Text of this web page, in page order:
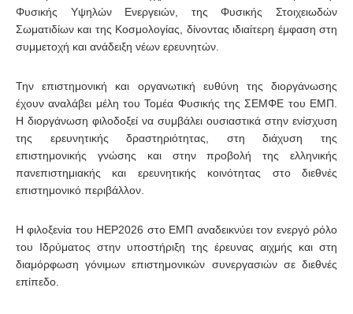
Φυσικής Υψηλών Ενεργειών, της Φυσικής Στοιχειωδών
Σωματιδίων και της Κοσμολογίας, δίνοντας ιδιαίτερη έμφαση στη
συμμετοχή και ανάδειξη νέων ερευνητών.
Την επιστημονική και οργανωτική ευθύνη της διοργάνωσης
έχουν αναλάβει μέλη του Τομέα Φυσικής της ΣΕΜΦΕ του ΕΜΠ.
Η διοργάνωση φιλοδοξεί να συμβάλει ουσιαστικά στην ενίσχυση
της ερευνητικής δραστηριότητας, στη διάχυση της
επιστημονικής γνώσης και στην προβολή της ελληνικής
πανεπιστημιακής και ερευνητικής κοινότητας στο διεθνές
επιστημονικό περιβάλλον.
Η φιλοξενία του HEP2026 στο ΕΜΠ αναδεικνύει τον ενεργό ρόλο
του Ιδρύματος στην υποστήριξη της έρευνας αιχμής και στη
διαμόρφωση γόνιμων επιστημονικών συνεργασιών σε διεθνές
επίπεδο.